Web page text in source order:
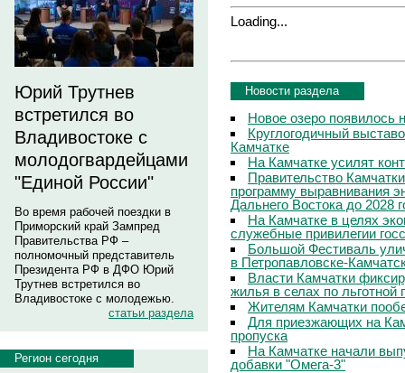
Юрий Трутнев
встретился во
Владивостоке с
молодогвардейцами
"Единой России"
Во время рабочей поездки в
Приморский край Зампред
Правительства РФ –
полномочный представитель
Президента РФ в ДФО Юрий
Трутнев встретился во
Владивостоке с молодежью.
статьи раздела
Регион сегодня
Loading...
Новости раздела
Новое озеро появилось
Круглогодичный
Камчатке
На Камчатке усилят
Правительство
программу выравнивания
Дальнего Востока до 2028
На Камчатке в целях
служебные привилегии
Большой Фестиваль
в Петропавловске-
Власти Камчатки
жилья в селах по льготной
Жителям Камчатки
Для приезжающих на
пропуска
На Камчатке начали
добавки "Омега-3"